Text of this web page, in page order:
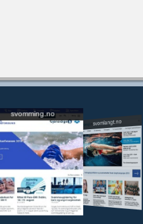
svomming.no
svomlangt.no